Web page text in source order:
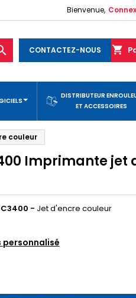
Bienvenue,
shopping_cart
CONTACTEZ-NOUS
DISTRIBUTEUR
ET ACCESSOIRES
couleur
Imprimante
- Jet d'encre couleur
personnalisé